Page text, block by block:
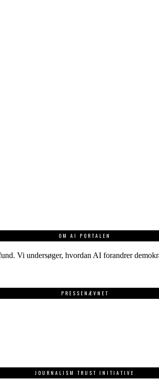
OM AI PORTALEN
Vi undersøger, hvordan AI forandrer
PRESSENÆVNET
JOURNALISM TRUST INITIATIVE